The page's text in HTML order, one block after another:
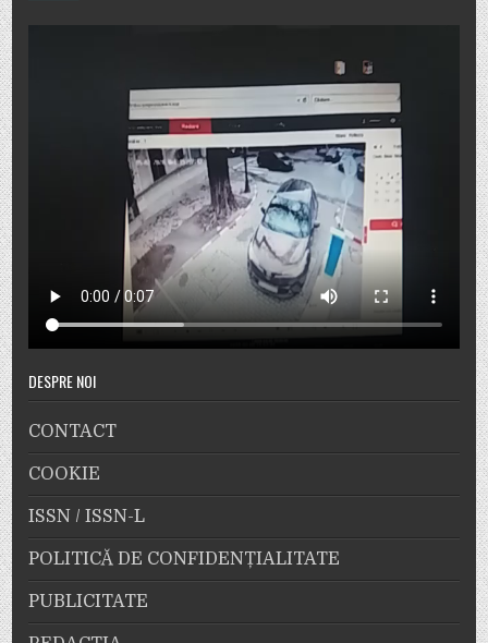
DESPRE NOI
CONTACT
COOKIE
ISSN / ISSN-L
POLITICĂ DE CONFIDENȚIALITATE
PUBLICITATE